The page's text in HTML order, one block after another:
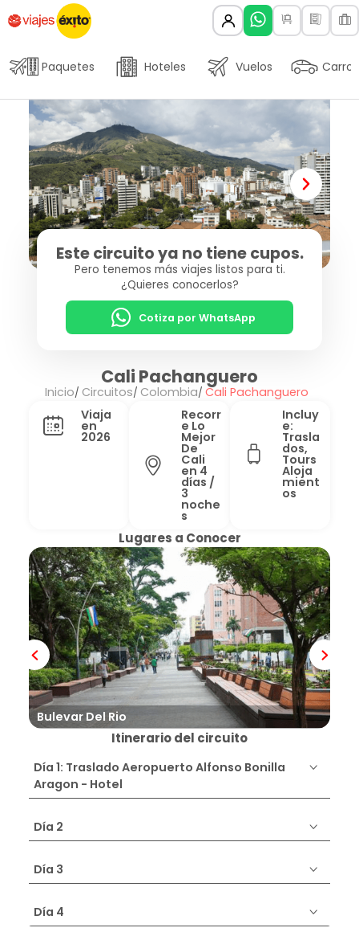
Paquetes Hoteles Vuelos Carros
Este circuito ya no tiene cupos.
Pero tenemos más viajes listos para ti.
¿Quieres conocerlos?
Cotiza por WhatsApp
Cali Pachanguero
Inicio Circuitos Colombia Cali Pachanguero
Viaja
en
2026
Recorr
e Lo
Mejor
De
Cali
en 4
días /
3
noche
s
Incluy
e:
Trasla
dos,
Tours
Aloja
mient
os
Lugares a Conocer
Bulevar Del Rio
Itinerario del circuito
Día 1: Traslado Aeropuerto Alfonso Bonilla
Aragon - Hotel
Día 2
Día 3
Día 4